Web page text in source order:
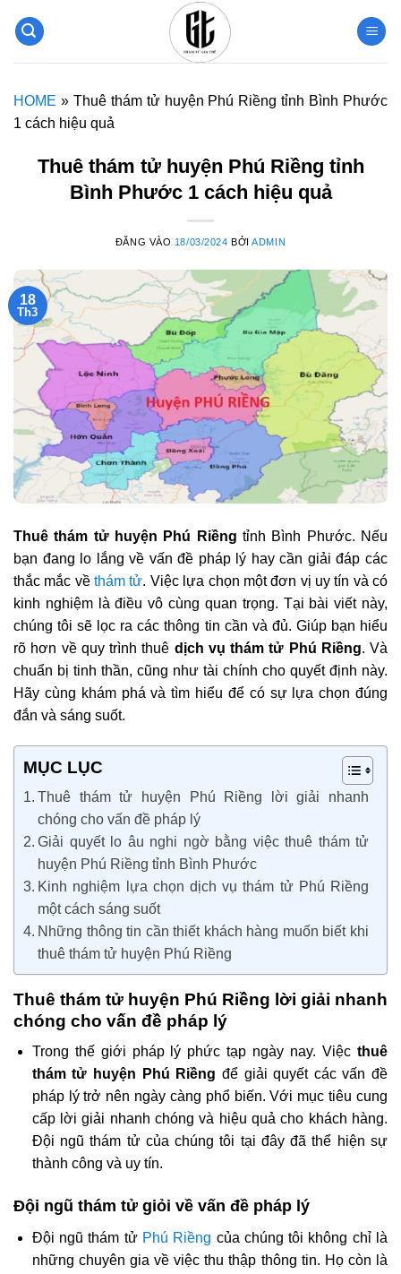
qua
HOME » Thuê thám tử huyện Phú Riềng tỉnh Bình Phước
1 cách hiệu quả
Thuê thám tử huyện Phú Riềng tỉnh
Bình Phước 1 cách hiệu quả
ĐĂNG VÀO 18/03/2024 BỞIADMIN
18
Th3
Thuê thám tử huyện Phú Riềng tỉnh Bình Phước. Nếu
bạn đang lo lắng về vấn đề pháp lý hay cần giải đáp các
thắc mắc vềthám tử. Việc lựa chọn một đơn vị uy tín và có
kinh nghiệm là điều vô cùng quan trọng. Tại bài viết này,
chúng tôi sẽ lọc ra các thông tin cần và đủ. Giúp bạn hiểu
rõ hơn về quy trình thuê dịch vụ thám tử Phú Riềng. Và
chuẩn bị tinh thần, cũng như tài chính cho quyết định này.
Hãy cùng khám phá và tìm hiểu để có sự lựa chọn đúng
đắn và sáng suốt.
MỤC LỤC
Thuê thám tử huyện Phú Riềng lời giải nhanh
chóng cho vấn đề pháp lý
Giải quyết lo âu nghi ngờ bằng việc thuê thám tử
huyện Phú Riềng tỉnh Bình Phước
Kinh nghiệm lựa chọn dịch vụ thám tử Phú Riềng
một cách sáng suốt
Những thông tin cần thiết khách hàng muốn biết khi
thuê thám tử huyện Phú Riềng
Thuê thám tử huyện Phú Riềng lời giải nhanh
chóng cho vấn đề pháp lý
Trong thế giới pháp lý phức tạp ngày nay. Việc thuê
thám tử huyện Phú Riềng để giải quyết các vấn đề
pháp lý trở nên ngày càng phổ biến. Với mục tiêu cung
cấp lời giải nhanh chóng và hiệu quả cho khách hàng.
Đội ngũ thám tử của chúng tôi tại đây đã thể hiện sự
thành công và uy tín.
Đội ngũ thám tử giỏi về vấn đề pháp lý
Đội ngũ thám tử Phú Riềng của chúng tôi không chỉ là
những chuyên gia về việc thu thập thông tin. Họ còn là